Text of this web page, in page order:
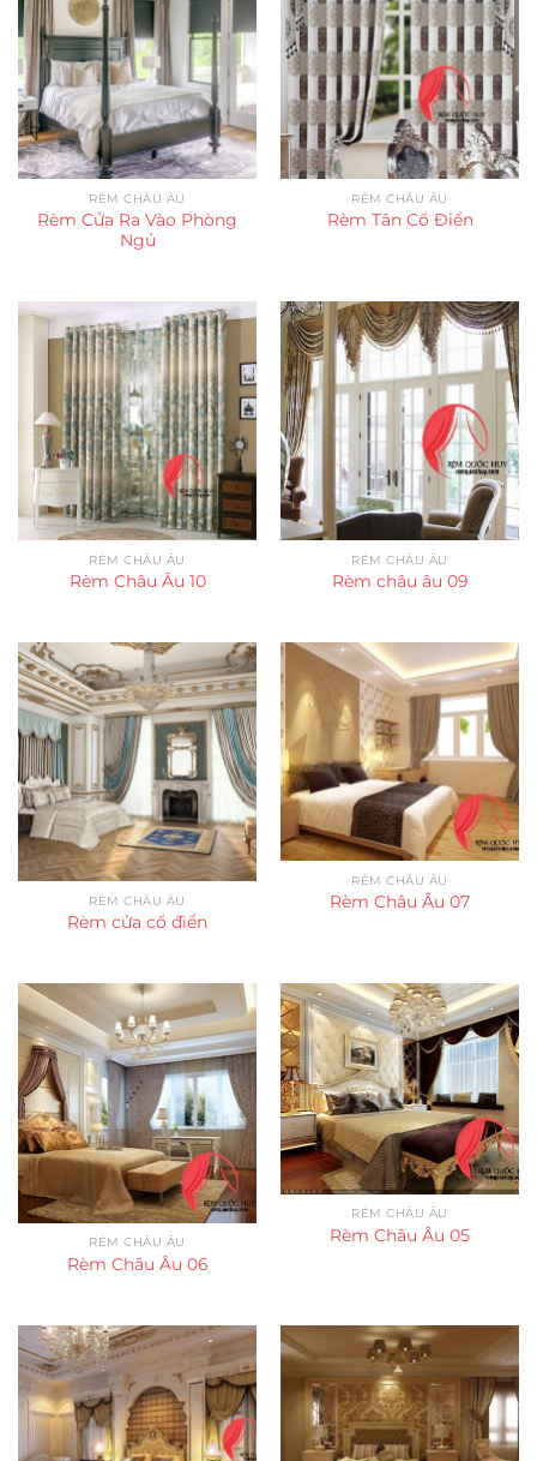
RÈM CHÂU ÂU
Rèm Cửa Ra Vào Phòng
Ngủ
RÈM CHÂU ÂU
Rèm Tân Cổ Điển
RÈM CHÂU ÂU
Rèm Châu Âu 10
RÈM CHÂU ÂU
Rèm châu âu 09
RÈM CHÂU ÂU
Rèm cửa cổ điển
RÈM CHÂU ÂU
Rèm Châu Âu 07
RÈM CHÂU ÂU
Rèm Châu Âu 06
RÈM CHÂU ÂU
Rèm Châu Âu 05